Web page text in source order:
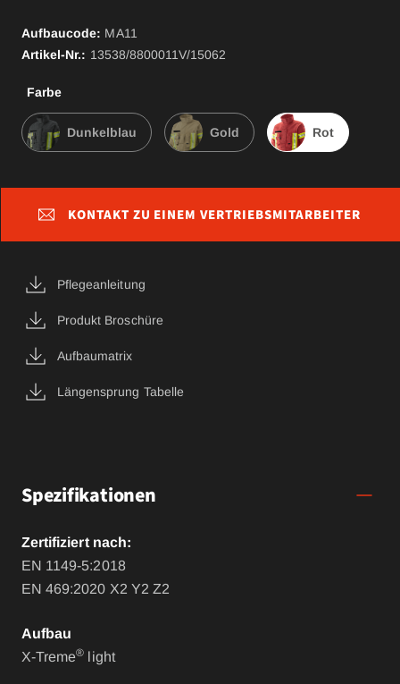
Aufbaucode: MA11
Artikel-Nr.: 13538/8800011V/15062
Farbe
Dunkelblau Gold Rot
KONTAKT ZU EINEM VERTRIEBSMITARBEITER
Pflegeanleitung
Produkt Broschüre
Aufbaumatrix
Längensprung Tabelle
Spezifikationen
Zertifiziert nach:
EN 1149-5:2018
EN 469:2020 X2 Y2 Z2
Aufbau
X-Treme® light